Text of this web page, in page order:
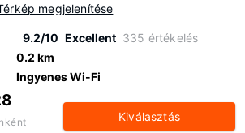
megjelenítése
9.2/10 Excellent 335 értékelés
0.2 km
Ingyenes Wi-Fi
Kiválasztás